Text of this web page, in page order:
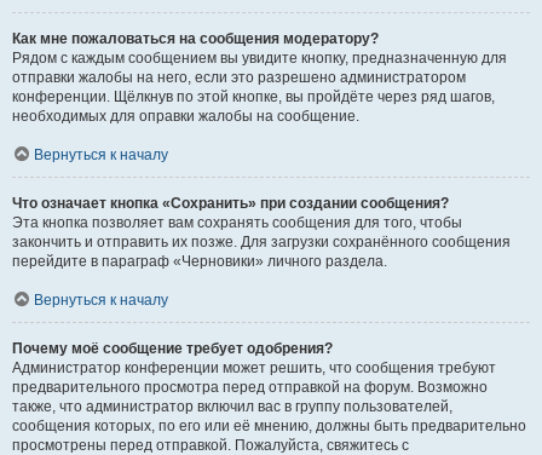
Как мне пожаловаться на сообщения модератору?
Рядом с каждым сообщением вы увидите кнопку, предназначенную для
отправки жалобы на него, если это разрешено администратором
конференции. Щёлкнув по этой кнопке, вы пройдёте через ряд шагов,
необходимых для оправки жалобы на сообщение.
Вернуться к началу
Что означает кнопка «Сохранить» при создании сообщения?
Эта кнопка позволяет вам сохранять сообщения для того, чтобы
закончить и отправить их позже. Для загрузки сохранённого сообщения
перейдите в параграф «Черновики» личного раздела.
Вернуться к началу
Почему моё сообщение требует одобрения?
Администратор конференции может решить, что сообщения требуют
предварительного просмотра перед отправкой на форум. Возможно
также, что администратор включил вас в группу пользователей,
сообщения которых, по его или её мнению, должны быть предварительно
просмотрены перед отправкой. Пожалуйста, свяжитесь с